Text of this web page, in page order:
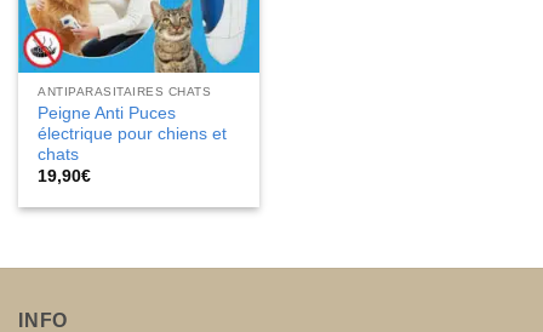
ANTIPARASITAIRES CHATS
Peigne Anti Puces
électrique pour chiens et
chats
19,90€
INFO